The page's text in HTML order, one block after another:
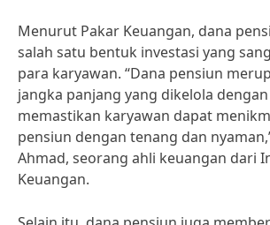
Menurut Pakar Keuangan, dana
salah satu bentuk investasi yang
para karyawan. “Dana pensiun
jangka panjang yang dikelola
memastikan karyawan dapat
pensiun dengan tenang dan
Ahmad, seorang ahli keuangan dari
Keuangan.